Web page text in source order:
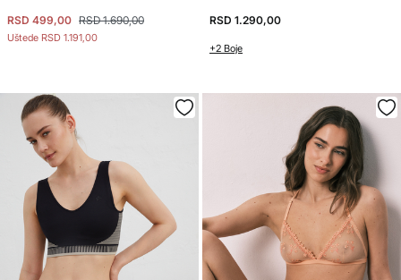
RSD 499,00 RSD 1.690,00
Uštede RSD 1.191,00
RSD 1.290,00
+2 Boje